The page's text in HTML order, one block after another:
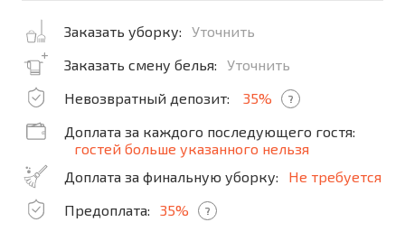
Заказать уборку:
Уточнить
Заказать смену белья:
Уточнить
Невозвратный депозит:
35% ?
Доплата за каждого последующего гостя:
гостей больше указанного нельзя
Доплата за финальную уборку:
Не требуется
Предоплата:
35% ?